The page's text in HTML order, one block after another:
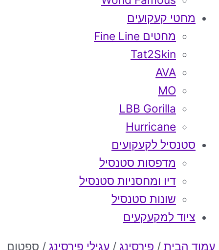
מחטי קעקועים
מחטים Fine Line
Tat2Skin
AVA
MO
LBB Gorilla
Hurricane
סטנסיל לקעקועים
מדפסות סטנסיל
דיו ומחסניות סטנסיל
שונות סטנסיל
ציוד למקעקעים
עמוד הבית / פירסינג / עגילי פירסינג / ספטום